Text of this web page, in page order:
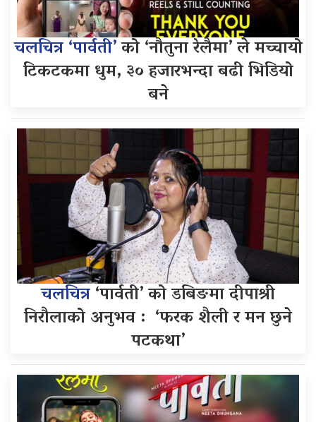
चलचित्र ‘पार्वती’को ‘नौतुना रेलैमा’ ले मच्चायो
टिकटकमा धुम, ३० हजारभन्दा बढी भिडियो
बने
चलचित्र‘पार्वती’ को डबिङमा दीपाश्री
निरौलाको अनुभव : ‘फरक शैली र मन छुने
पटकथा’